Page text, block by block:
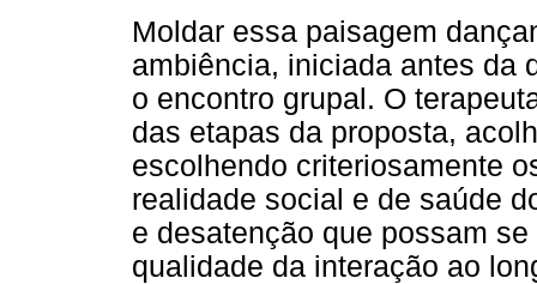
Moldar essa paisagem
ambiência, iniciada antes da
o encontro grupal. O
das etapas da proposta,
escolhendo criteriosamente
realidade social e de saúde
e desatenção que possam
qualidade da interação ao